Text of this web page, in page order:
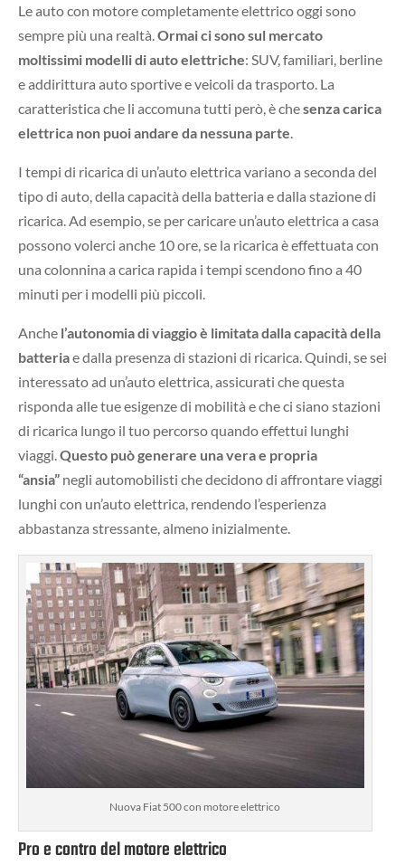
Le auto con motore completamente elettrico oggi sono
sempre più una realtà. Ormai ci sono sul mercato
moltissimi modelli di auto elettriche: SUV, familiari, berline
e addirittura auto sportive e veicoli da trasporto. La
caratteristica che li accomuna tutti però, è chesenza carica
elettrica non puoi andare da nessuna parte
I tempi di ricarica di un’auto elettrica variano a seconda del
tipo di auto, della capacità della batteria e dalla stazione di
ricarica. Ad esempio, se per caricare un’auto elettrica a casa
possono volerci anche 10 ore, se la ricarica è effettuata con
una colonnina a carica rapida i tempi scendono fino a 40
minuti per i modelli più piccoli.
Anche l’autonomia di viaggio è limitata dalla capacità della
batteriae dalla presenza di stazioni di ricarica. Quindi, se sei
interessato ad un’auto elettrica, assicurati che questa
risponda alle tue esigenze di mobilità e che ci siano stazioni
di ricarica lungo il tuo percorso quando effettui lunghi
viaggi. Questo può generare una vera e propria
“ansia” negli automobilisti che decidono di affrontare viaggi
lunghi con un’auto elettrica, rendendo l’esperienza
abbastanza stressante, almeno inizialmente.
Nuova Fiat 500 con motore elettrico
Pro e contro del motore elettrico